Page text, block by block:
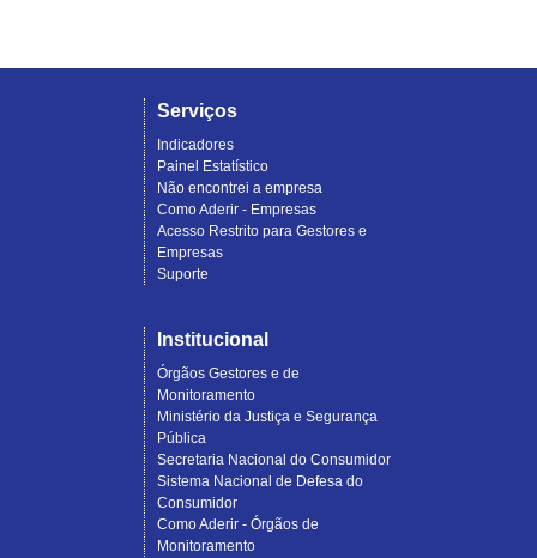
Serviços
Indicadores
Painel Estatístico
Não encontrei a empresa
Como Aderir - Empresas
Acesso Restrito para Gestores e
Empresas
Suporte
Institucional
Órgãos Gestores e de
Monitoramento
Ministério da Justiça e Segurança
Pública
Secretaria Nacional do Consumidor
Sistema Nacional de Defesa do
Consumidor
Como Aderir - Órgãos de
Monitoramento